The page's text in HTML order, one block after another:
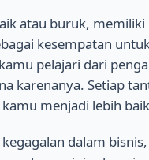
atau buruk,
kesempatan
pelajari dari
karenanya. Setiap
menjadi lebih
dalam